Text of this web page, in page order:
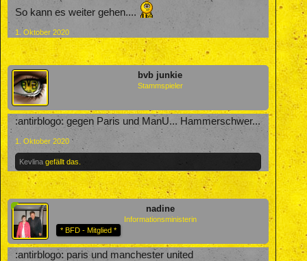
So kann es weiter gehen....
1. Oktober 2020
bvb junkie
Stammspieler
:antirblogo: gegen Paris und ManU... Hammerschwer...
1. Oktober 2020
Kevlina gefällt das.
nadine
Informationsministerin
* BFD - Mitglied *
:antirblogo: paris und manchester united